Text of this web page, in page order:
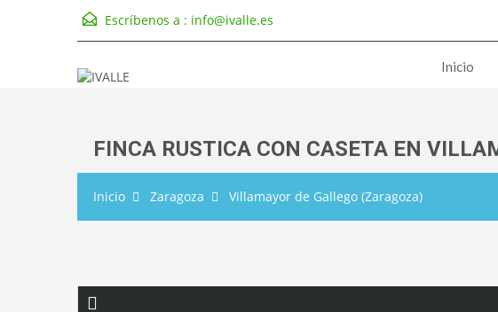
Escríbenos a : info@ivalle.es
Inicio
FINCA RUSTICA CON CASETA EN
Inicio Zaragoza Villamayor de Gallego (Zaragoza)